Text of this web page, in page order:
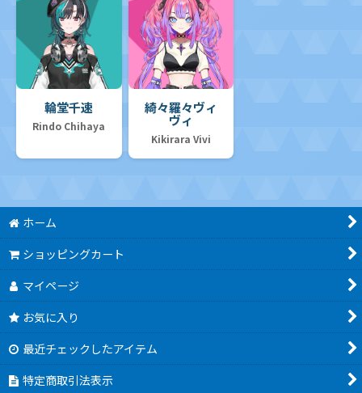
輪堂千速
Rindo Chihaya
綺々羅々ヴィ
ヴィ
Kikirara Vivi
ホーム
ショッピングカート
マイページ
お気に入り
最近チェックしたアイテム
特定商取引法表示